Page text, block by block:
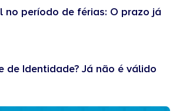
no período de férias: O prazo já
de Identidade? Já não é válido